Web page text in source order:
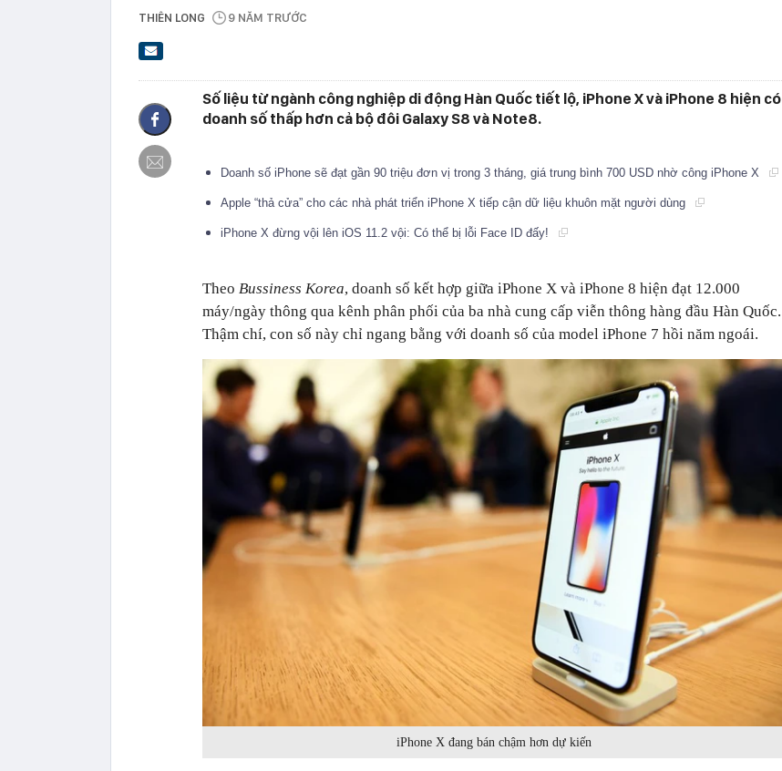
THIÊN LONG 9 NĂM TRƯỚC
Số liệu từ ngành công nghiệp di động Hàn Quốc tiết lộ, iPhone X và iPhone 8 hiện có
doanh số thấp hơn cả bộ đôi Galaxy S8 và Note8.
Doanh số iPhone sẽ đạt gần 90 triệu đơn vị trong 3 tháng, giá trung bình 700 USD nhờ công iPhone X
Apple “thả cửa” cho các nhà phát triển iPhone X tiếp cận dữ liệu khuôn mặt người dùng
iPhone X đừng vội lên iOS 11.2 vội: Có thể bị lỗi Face ID đấy!
Theo Bussiness Korea, doanh số kết hợp giữa iPhone X và iPhone 8 hiện đạt 12.000
máy/ngày thông qua kênh phân phối của ba nhà cung cấp viễn thông hàng đầu Hàn Quốc.
Thậm chí, con số này chỉ ngang bằng với doanh số của model iPhone 7 hồi năm ngoái.
iPhone X đang bán chậm hơn dự kiến